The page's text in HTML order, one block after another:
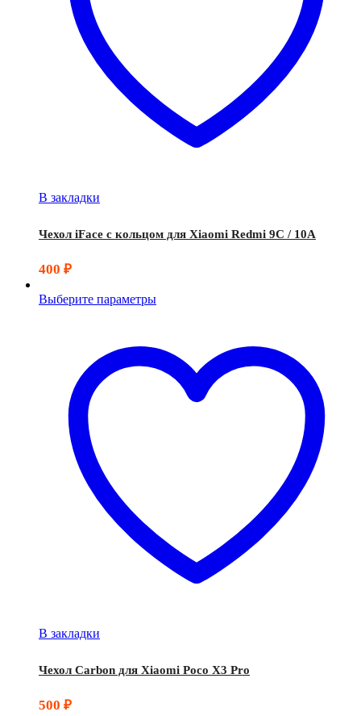
В закладки
Чехол iFace с кольцом для Xiaomi Redmi 9C / 10A
400 ₽
Выберите параметры
В закладки
Чехол Carbon для Xiaomi Poco X3 Pro
500 ₽